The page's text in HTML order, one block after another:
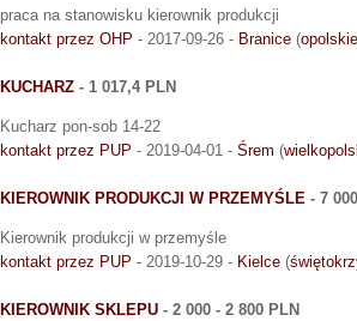
praca na stanowisku kierownik produkcji
kontakt przez OHP - 2017-09-26 - Branice (opolskie
KUCHARZ - 1 017,4 PLN
Kucharz pon-sob 14-22
kontakt przez PUP - 2019-04-01 - Śrem (
KIEROWNIK PRODUKCJI W PRZEMYŚLE - 7
Kierownik produkcji w przemyśle
kontakt przez PUP - 2019-10-29 - Kielce (
KIEROWNIK SKLEPU - 2 000 - 2 800 PLN